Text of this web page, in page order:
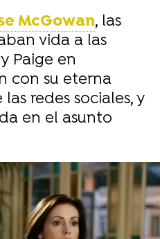
McGowan, las
vida a las
Paige en
con su eterna
redes sociales, y
en el asunto